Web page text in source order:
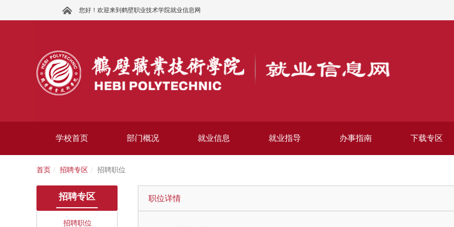
您好！欢迎来到鹤壁职业技术学院就业信息网
学校首页 部门概况 就业信息 就业指导 办事指南 下载专区
首页 招聘专区 招聘职位
招聘专区
招聘职位
职位详情